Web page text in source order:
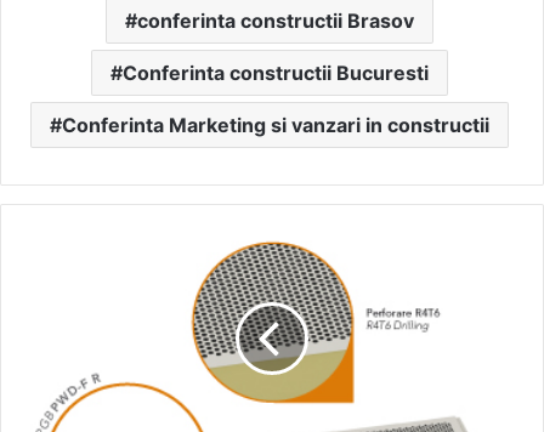
conferinta constructii Brasov
Conferinta constructii Bucuresti
Conferinta Marketing si vanzari in constructii
acustica
perfecta